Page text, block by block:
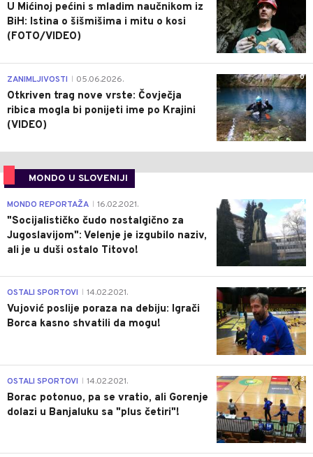
U Mićinoj pećini s mladim naučnikom iz
BiH: Istina o šišmišima i mitu o kosi
(FOTO/VIDEO)
0
ZANIMLJIVOSTI 05.06.2026.
Otkriven trag nove vrste: Čovječja
ribica mogla bi ponijeti ime po Krajini
(VIDEO)
MONDO U SLOVENIJI
4
MONDO REPORTAŽA 16.02.2021.
"Socijalističko čudo nostalgično za
Jugoslavijom": Velenje je izgubilo naziv,
ali je u duši ostalo Titovo!
1
OSTALI SPORTOVI 14.02.2021.
Vujović poslije poraza na debiju: Igrači
Borca kasno shvatili da mogu!
3
OSTALI SPORTOVI 14.02.2021.
Borac potonuo, pa se vratio, ali Gorenje
dolazi u Banjaluku sa "plus četiri"!